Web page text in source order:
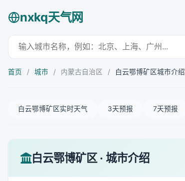
nxkq天气网
首页 / 城市 / 内蒙古自治区 / 白云鄂博矿区城市介绍
白云鄂博矿区实时天气 3天预报 7天预报
白云鄂博矿区 · 城市介绍